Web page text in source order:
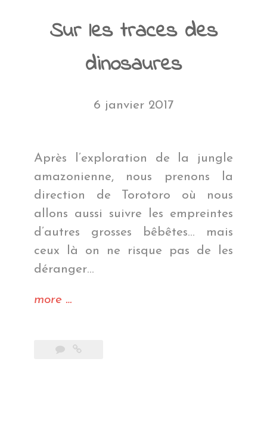
Sur les traces des
dinosaures
6 janvier 2017
Après l’exploration de la jungle
amazonienne, nous prenons la
direction de Torotoro où nous
allons aussi suivre les empreintes
d’autres grosses bêbêtes… mais
ceux là on ne risque pas de les
déranger…
more « Sur
des
…